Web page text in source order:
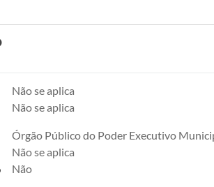
Não se aplica
Não se aplica
Órgão Público do Poder Executivo
Não se aplica
Não